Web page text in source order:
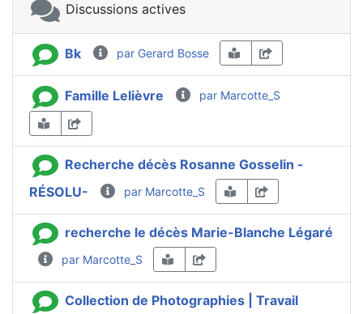
Discussions actives
Bk par Gerard Bosse
Famille Lelièvre par Marcotte_S
Recherche décès Rosanne Gosselin -
RÉSOLU-
par Marcotte_S
recherche le décès Marie-Blanche Légaré
par Marcotte_S
Collection de Photographies | Travail